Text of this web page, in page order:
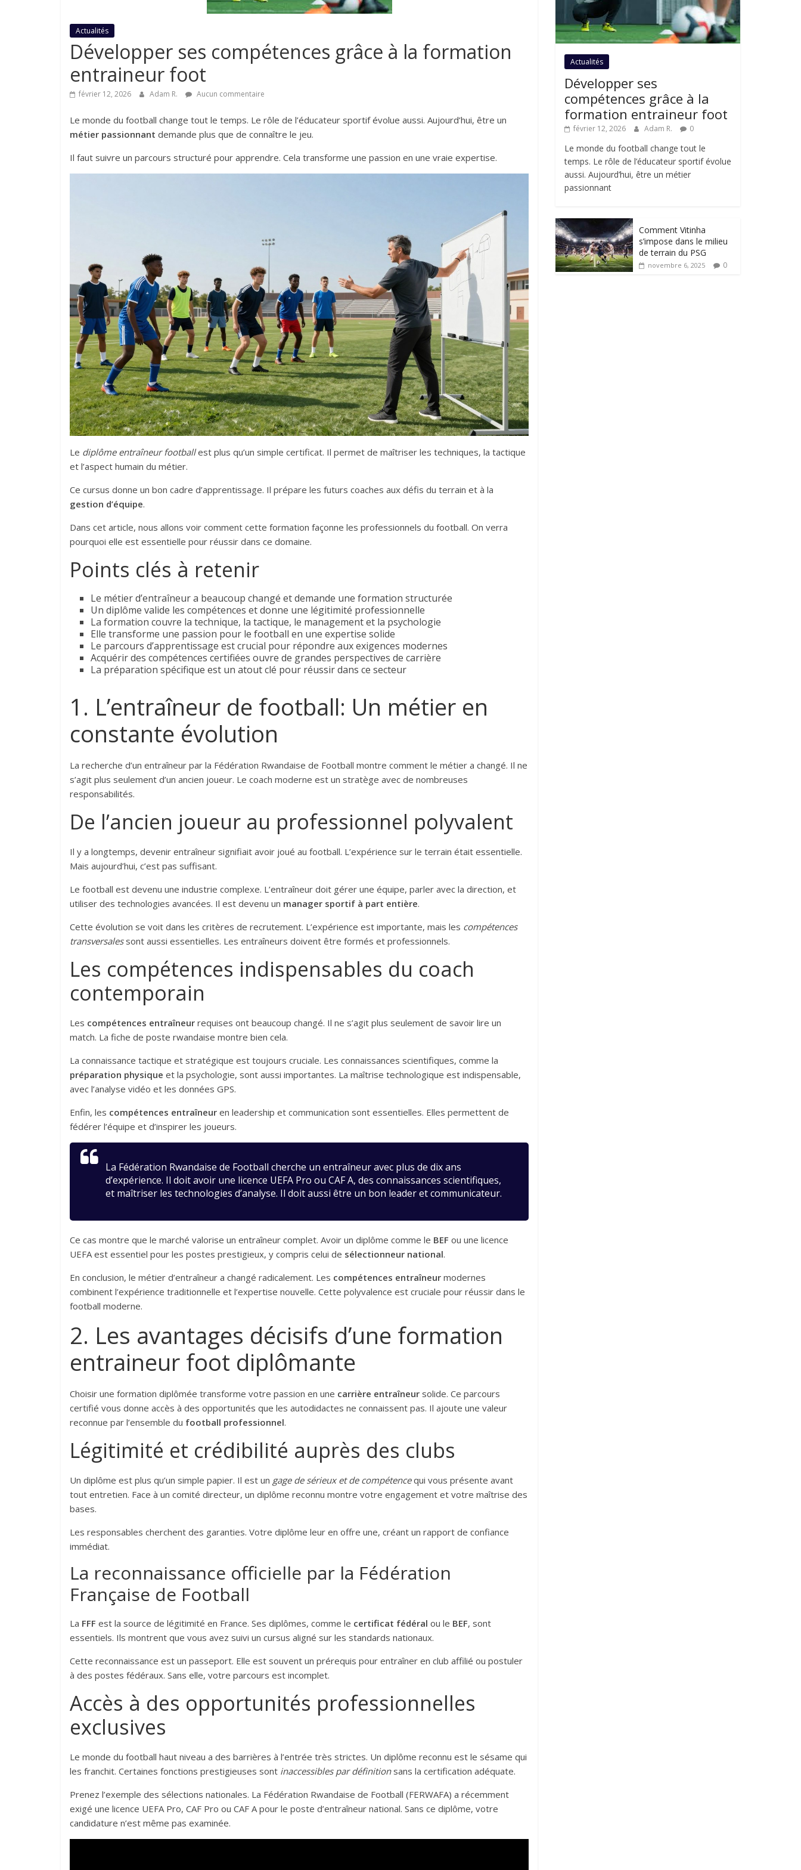
Actualités
Développer ses compétences grâce à la formation
entraineur foot
février 12, 2026 Adam R. Aucun commentaire
Le monde du football change tout le temps. Le rôle de l’éducateur sportif évolue aussi. Aujourd’hui, être un
métier passionnant demande plus que de connaître le jeu.
Il faut suivre un parcours structuré pour apprendre. Cela transforme une passion en une vraie expertise.
Le diplôme entraîneur footballest plus qu’un simple certificat. Il permet de maîtriser les techniques, la tactique
et l’aspect humain du métier.
Ce cursus donne un bon cadre d’apprentissage. Il prépare les futurs coaches aux défis du terrain et à la
gestion d’équipe.
Dans cet article, nous allons voir comment cette formation façonne les professionnels du football. On verra
pourquoi elle est essentielle pour réussir dans ce domaine.
Points clés à retenir
Le métier d’entraîneur a beaucoup changé et demande une formation structurée
Un diplôme valide les compétences et donne une légitimité professionnelle
La formation couvre la technique, la tactique, le management et la psychologie
Elle transforme une passion pour le football en une expertise solide
Le parcours d’apprentissage est crucial pour répondre aux exigences modernes
Acquérir des compétences certifiées ouvre de grandes perspectives de carrière
La préparation spécifique est un atout clé pour réussir dans ce secteur
1. L’entraîneur de football: Un métier en
constante évolution
La recherche d’un entraîneur par la Fédération Rwandaise de Football montre comment le métier a changé. Il ne
s’agit plus seulement d’un ancien joueur. Le coach moderne est un stratège avec de nombreuses
responsabilités.
De l’ancien joueur au professionnel polyvalent
Il y a longtemps, devenir entraîneur signifiait avoir joué au football. L’expérience sur le terrain était essentielle.
Mais aujourd’hui, c’est pas suffisant.
Le football est devenu une industrie complexe. L’entraîneur doit gérer une équipe, parler avec la direction, et
utiliser des technologies avancées. Il est devenu un manager sportif à part entière.
Cette évolution se voit dans les critères de recrutement. L’expérience est importante, mais les compétences
transversalessont aussi essentielles. Les entraîneurs doivent être formés et professionnels.
Les compétences indispensables du coach
contemporain
Les compétences entraîneur requises ont beaucoup changé. Il ne s’agit plus seulement de savoir lire un
match. La fiche de poste rwandaise montre bien cela.
La connaissance tactique et stratégique est toujours cruciale. Les connaissances scientifiques, comme la
préparation physique et la psychologie, sont aussi importantes. La maîtrise technologique est indispensable,
avec l’analyse vidéo et les données GPS.
Enfin, les compétences entraîneur en leadership et communication sont essentielles. Elles permettent de
fédérer l’équipe et d’inspirer les joueurs.
La Fédération Rwandaise de Football cherche un entraîneur avec plus de dix ans
d’expérience. Il doit avoir une licence UEFA Pro ou CAF A, des connaissances scientifiques,
et maîtriser les technologies d’analyse. Il doit aussi être un bon leader et communicateur.
Ce cas montre que le marché valorise un entraîneur complet. Avoir un diplôme comme le BEF ou une licence
UEFA est essentiel pour les postes prestigieux, y compris celui de sélectionneur national.
En conclusion, le métier d’entraîneur a changé radicalement. Les compétences entraîneur modernes
combinent l’expérience traditionnelle et l’expertise nouvelle. Cette polyvalence est cruciale pour réussir dans le
football moderne.
2. Les avantages décisifs d’une formation
entraineur foot diplômante
Choisir une formation diplômée transforme votre passion en une carrière entraîneur solide. Ce parcours
certifié vous donne accès à des opportunités que les autodidactes ne connaissent pas. Il ajoute une valeur
reconnue par l’ensemble du football professionnel.
Légitimité et crédibilité auprès des clubs
Un diplôme est plus qu’un simple papier. Il est un gage de sérieux et de compétencequi vous présente avant
tout entretien. Face à un comité directeur, un diplôme reconnu montre votre engagement et votre maîtrise des
bases.
Les responsables cherchent des garanties. Votre diplôme leur en offre une, créant un rapport de confiance
immédiat.
La reconnaissance officielle par la Fédération
Française de Football
La FFF est la source de légitimité en France. Ses diplômes, comme le certificat fédéral ou le BEF, sont
essentiels. Ils montrent que vous avez suivi un cursus aligné sur les standards nationaux.
Cette reconnaissance est un passeport. Elle est souvent un prérequis pour entraîner en club affilié ou postuler
à des postes fédéraux. Sans elle, votre parcours est incomplet.
Accès à des opportunités professionnelles
exclusives
Le monde du football haut niveau a des barrières à l’entrée très strictes. Un diplôme reconnu est le sésame qui
les franchit. Certaines fonctions prestigieuses sont inaccessibles par définitionsans la certification adéquate.
Prenez l’exemple des sélections nationales. La Fédération Rwandaise de Football (FERWAFA) a récemment
exigé une licence UEFA Pro, CAF Pro ou CAF A pour le poste d’entraîneur national. Sans ce diplôme, votre
candidature n’est même pas examinée.
Actualités
Développer ses
compétences grâce à la
formation entraineur foot
février 12, 2026 Adam R. 0
Le monde du football change tout le
temps. Le rôle de l’éducateur sportif évolue
aussi. Aujourd’hui, être un métier
passionnant
Comment Vitinha
s’impose dans le milieu
de terrain du PSG
novembre 6, 2025 0